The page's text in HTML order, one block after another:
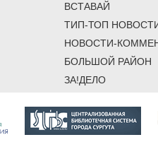
ВСТАВАЙ
ТИП-ТОП
НОВОСТИ-
БОЛЬШОЙ РАЙОН
ЗА!ДЕЛО